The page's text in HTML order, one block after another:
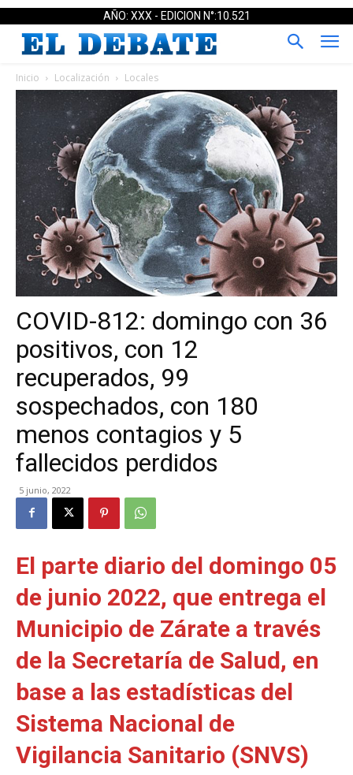
AÑO: XXX - EDICION N°:10.521
Inicio Localización Locales
COVID-812: domingo con 36
positivos, con 12
recuperados, 99
sospechados, con 180
menos contagios y 5
fallecidos perdidos
5 junio, 2022
El parte diario del domingo 05
de junio 2022, que entrega el
Municipio de Zárate a través
de la Secretaría de Salud, en
base a las estadísticas del
Sistema Nacional de
Vigilancia Sanitario (SNVS)